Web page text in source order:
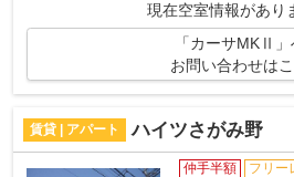
現在空室情報があり
「カーサMKⅡ」
お問い合わせは
賃貸 | アパート ハイツさがみ野
仲手半額 フリー